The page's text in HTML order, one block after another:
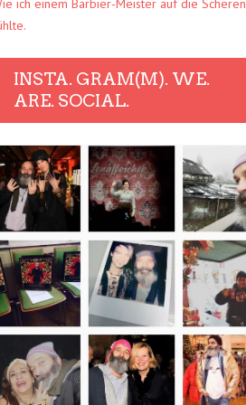
ich einem Barbier-Meister auf die Scheren
INSTA. GRAM(M). WE.
ARE. SOCIAL.